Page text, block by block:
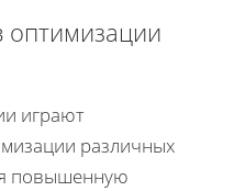
оптимизации
играют
различных
повышенную